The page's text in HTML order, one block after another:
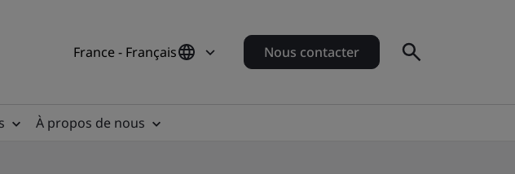
France - Français Nous contacter
À propos de nous